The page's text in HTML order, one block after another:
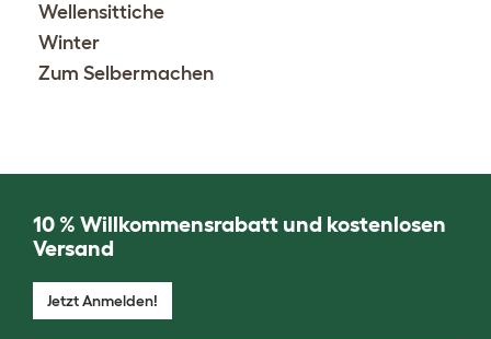
Wellensittiche
Winter
Zum Selbermachen
10 % Willkommensrabatt und kostenlosen
Versand
Jetzt Anmelden!